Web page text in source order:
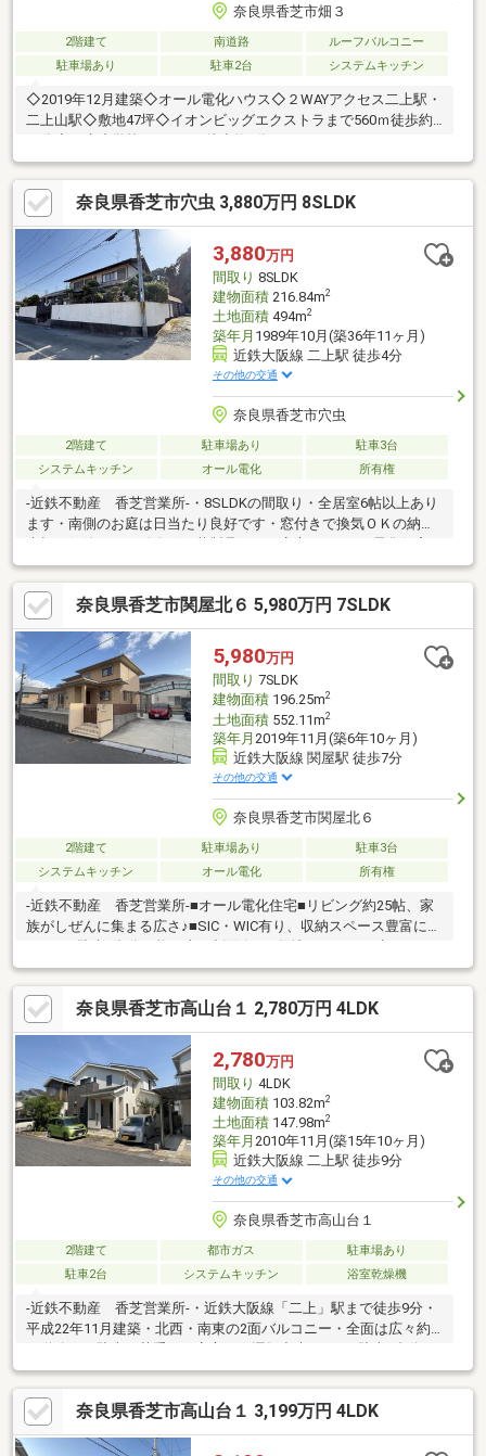
奈良県香芝市畑３
2階建て 南道路
ルーフバルコニー
駐車場あり
駐車2台 システムキッチン
◇2019年12月建築◇オール電化ハウス◇２WAYアクセス二上駅・
二上山駅◇敷地47坪◇イオンビッグエクストラまで560ｍ徒歩約
奈良県香芝市穴虫 3,880万円 8SLDK
3,880万円
間取り 8SLDK
建物面積216.84m2
土地面積494m2
築年月 1989年10月(築36年11ヶ月)
近鉄大阪線 二上駅 徒歩4分
その他の交通
奈良県香芝市穴虫
2階建て 駐車場あり
駐車3台
システムキッチン
オール電化 所有権
-近鉄不動産 香芝営業所-・8SLDKの間取り・全居室6帖以上あり
ます・南側のお庭は日当たり良好です・窓付きで換気ＯＫの納戸♪
大切に保管したい雛人形・革製品なども安心♪・オール電化住宅・
駐車スペース4台分あり(車両制限有)・オークワ香芝逢坂店まで約
720m・ファミリーマート香芝二上駅前店まで約260m現地見学会
（事前に必ずお問い合わせください）日程／公開中■□■空家につ
き、お気軽にご覧いただけます■□■現地見学・資金計画・住宅ロ
ーン・リフォーム・買換え相談など何でもお気軽にお問い合わせ
ください！担当直通：080-7376-2808
奈良県香芝市関屋北６ 5,980万円 7SLDK
5,980万円
間取り 7SLDK
建物面積196.25m2
土地面積552.11m2
築年月 2019年11月(築6年10ヶ月)
近鉄大阪線 関屋駅 徒歩7分
その他の交通
奈良県香芝市関屋北６
2階建て 駐車場あり
駐車3台
システムキッチン
オール電化 所有権
-近鉄不動産 香芝営業所-■オール電化住宅■リビング約25帖、家
族がしぜんに集まる広さ♪■SIC・WIC有り、収納スペース豊富にあ
りの一戸建て♪■リビング横の和室は、思い切りお子様が遊べるキ
ッズスペースにぴったり♪■車通りも少なく、お子様とのお散歩も
安心してできる閑静な住宅地♪■お子様と一緒に縄跳びの練習やキ
ャッチボールなど、アクティブに遊び回れる広いお庭♪本物件のご
質問・ご内覧等については、担当：柳原（やなぎはら）までご連
絡ください。担当直通：080-7376-2808
奈良県香芝市高山台１ 2,780万円 4LDK
2,780万円
間取り 4LDK
建物面積103.82m2
土地面積147.98m2
築年月 2010年11月(築15年10ヶ月)
近鉄大阪線 二上駅 徒歩9分
その他の交通
奈良県香芝市高山台１
2階建て 都市ガス
駐車場あり
駐車2台
システムキッチン 浴室乾燥機
-近鉄不動産 香芝営業所-・近鉄大阪線「二上」駅まで徒歩9分・
平成22年11月建築・北西・南東の2面バルコニー・全面は広々約6
能(車両制限有)・LDK18帖以上あり、広々としています。・道路
との高低差が少ない物件です！現地見学会（事前に必ずお問い合
わせください）日程／公開中■□■空家につき、お気軽にご覧いた
だけます■□■本物件のご不明点・ご質問は近鉄不動産の柳原(やな
ぎはら)までお問い合わせください。担当直通:080-7376-2808
奈良県香芝市高山台１ 3,199万円 4LDK